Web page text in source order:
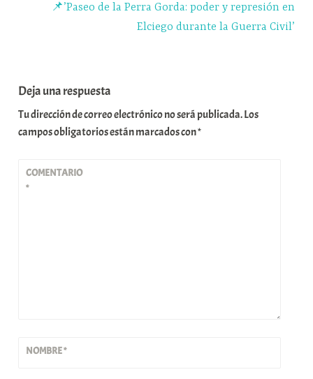
📌’Paseo de la Perra Gorda: poder y represión en
Elciego durante la Guerra Civil’
Deja una respuesta
Tu dirección de correo electrónico no será publicada.Los
campos obligatorios están marcados con*
COMENTARIO
*
NOMBRE*